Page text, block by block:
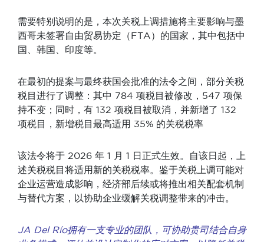
需要特别说明的是，本次关税上调措施将主要影响与墨
西哥未签署自由贸易协定（FTA）的国家，其中包括中
国、韩国、印度等。
在最初的提案与最终获国会批准的法令之间，部分关税
税目进行了调整：其中 784 项税目被修改，547 项保
持不变；同时，有 132 项税目被取消，并新增了 132
项税目，新增税目最高适用 35% 的关税税率
该法令将于 2026 年 1 月 1 日正式生效。自该日起，上
述关税税目将适用新的关税税率。鉴于关税上调可能对
企业运营造成影响，经济部后续或将推出相关配套机制
与替代方案，以协助企业缓解关税调整带来的冲击。
JA Del Río拥有一支专业的团队，可协助贵司结合自身